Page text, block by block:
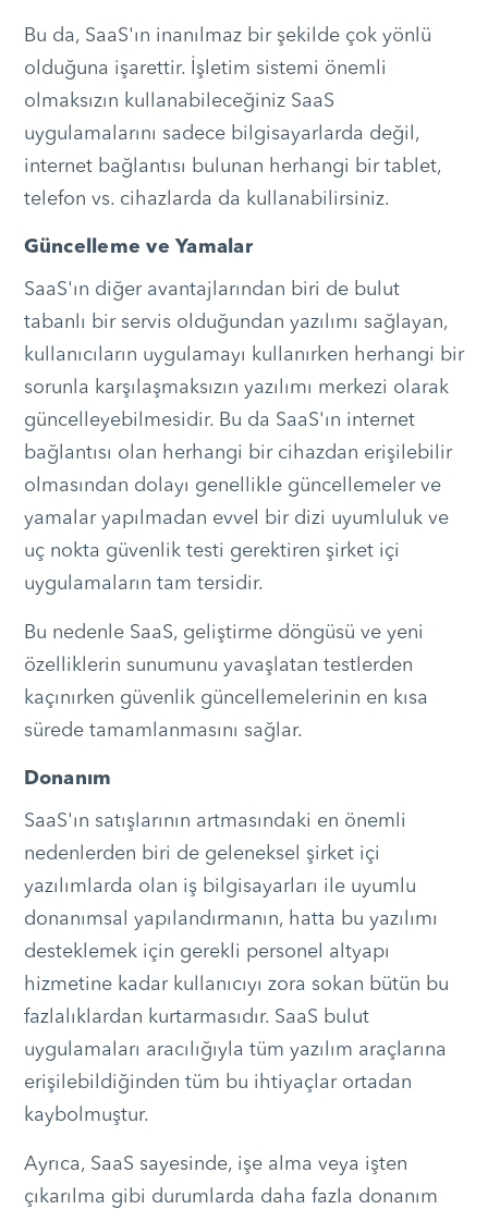
Bu da, SaaS'ın inanılmaz bir şekilde çok yönlü
olduğuna işarettir. İşletim sistemi önemli
olmaksızın kullanabileceğiniz SaaS
uygulamalarını sadece bilgisayarlarda değil,
internet bağlantısı bulunan herhangi bir tablet,
telefon vs. cihazlarda da kullanabilirsiniz.
Güncelleme ve Yamalar
SaaS'ın diğer avantajlarından biri de bulut
tabanlı bir servis olduğundan yazılımı sağlayan,
kullanıcıların uygulamayı kullanırken herhangi bir
sorunla karşılaşmaksızın yazılımı merkezi olarak
güncelleyebilmesidir. Bu da SaaS'ın internet
bağlantısı olan herhangi bir cihazdan erişilebilir
olmasından dolayı genellikle güncellemeler ve
yamalar yapılmadan evvel bir dizi uyumluluk ve
uç nokta güvenlik testi gerektiren şirket içi
uygulamaların tam tersidir.
Bu nedenle SaaS, geliştirme döngüsü ve yeni
özelliklerin sunumunu yavaşlatan testlerden
kaçınırken güvenlik güncellemelerinin en kısa
sürede tamamlanmasını sağlar.
Donanım
SaaS'ın satışlarının artmasındaki en önemli
nedenlerden biri de geleneksel şirket içi
yazılımlarda olan iş bilgisayarları ile uyumlu
donanımsal yapılandırmanın, hatta bu yazılımı
desteklemek için gerekli personel altyapı
hizmetine kadar kullanıcıyı zora sokan bütün bu
fazlalıklardan kurtarmasıdır. SaaS bulut
uygulamaları aracılığıyla tüm yazılım araçlarına
erişilebildiğinden tüm bu ihtiyaçlar ortadan
kaybolmuştur.
Ayrıca, SaaS sayesinde, işe alma veya işten
çıkarılma gibi durumlarda daha fazla donanım